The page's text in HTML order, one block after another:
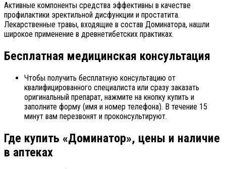
Активные компоненты средства эффективны в качестве
профилактики эректильной дисфункции и простатита.
Лекарственные травы, входящие в состав Доминатора, нашли
широкое применение в древнетибетских практиках.
Бесплатная медицинская консультация
Чтобы получить бесплатную консультацию от
квалифицированного специалиста или сразу заказать
оригинальный препарат, нажмите на кнопку купить и
заполните форму (имя и номер телефона). В течение 15
минут вам перезвонят и проконсультируют.
Где купить «Доминатор», цены и наличие
в аптеках